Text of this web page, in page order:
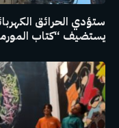
ستؤدي الحرائق
يستضيف “كتاب المورمون”